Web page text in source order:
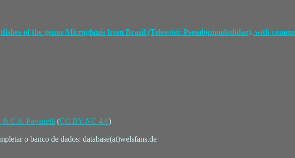
of the genus Microglanis from Brazil (Teleostei: Pseudopimelodidae), with
& C.S. Pavanelli (CC BY-NC 4.0)
o banco de dados: database(at)welsfans.de